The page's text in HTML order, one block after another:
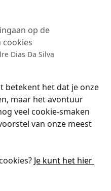
op de
Dias Da Silva
betekent het dat je onze
maar het avontuur
veel cookie-smaken
van onze meest
Je kunt het hier